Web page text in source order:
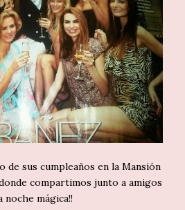
de sus cumpleaños en la Mansión
compartimos junto a amigos
noche mágica!!